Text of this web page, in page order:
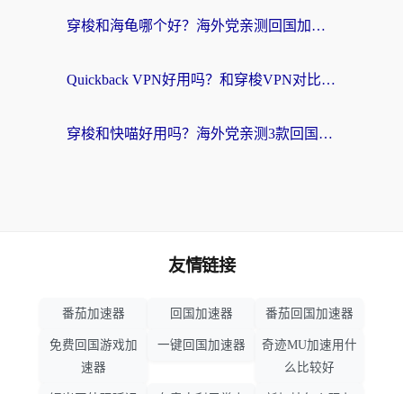
穿梭和海龟哪个好？海外党亲测回国加速器，附电脑免费VPN推荐
Quickback VPN好用吗？和穿梭VPN对比哪个回国效果更好？海外党必看的真实测评与选择指南
穿梭和快喵好用吗？海外党亲测3款回国加速器，附日本回国VPN避坑指南
友情链接
番茄加速器 回国加速器 番茄回国加速器
免费回国游戏加
速器
一键回国加速器
奇迹MU加速用什
么比较好